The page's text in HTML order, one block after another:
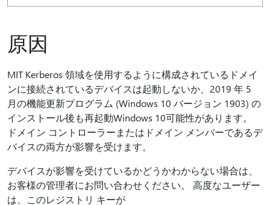
原因
MIT Kerberos 領域を使用するように構成されているドメイ
ンに接続されているデバイスは起動しないか、2019 年 5
月の機能更新プログラム (Windows 10 バージョン 1903) の
インストール後も再起動Windows 10可能性があります。
ドメイン コントローラーまたはドメイン メンバーであるデ
バイスの両方が影響を受けます。
デバイスが影響を受けているかどうかわからない場合は、
お客様の管理者にお問い合わせください。 高度なユーザー
は、このレジストリ キーが